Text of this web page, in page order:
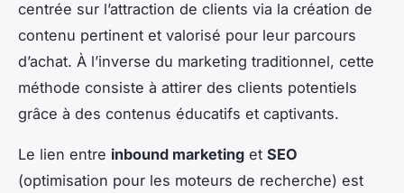
centrée sur l’attraction de clients via la création de
contenu pertinent et valorisé pour leur parcours
d’achat. À l’inverse du marketing traditionnel, cette
méthode consiste à attirer des clients potentiels
grâce à des contenus éducatifs et captivants.
Le lien entre inbound marketing et SEO
(optimisation pour les moteurs de recherche) est